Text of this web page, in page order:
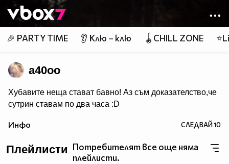
👾
🎉 PARTY TIME 👂 Клю – клю 🪀CHILL ZONE
a40oo
Хубавите неща стават бавно! Аз съм доказателство,че
сутрин ставам по два часа :D
Инфо СЛЕДВАЙ10
Плейлисти Потребителят все още няма
плейлисти.